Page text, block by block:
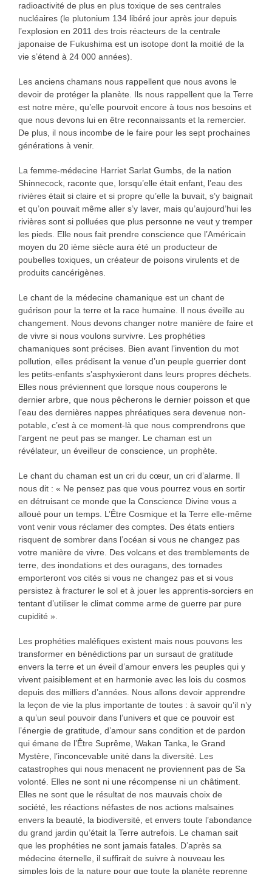
radioactivité de plus en plus toxique de ses centrales
nucléaires (le plutonium 134 libéré jour après jour depuis
l’explosion en 2011 des trois réacteurs de la centrale
japonaise de Fukushima est un isotope dont la moitié de la
vie s’étend à 24 000 années).
Les anciens chamans nous rappellent que nous avons le
devoir de protéger la planète. Ils nous rappellent que la Terre
est notre mère, qu’elle pourvoit encore à tous nos besoins et
que nous devons lui en être reconnaissants et la remercier.
De plus, il nous incombe de le faire pour les sept prochaines
générations à venir.
La femme-médecine Harriet Sarlat Gumbs, de la nation
Shinnecock, raconte que, lorsqu’elle était enfant, l’eau des
rivières était si claire et si propre qu’elle la buvait, s’y baignait
et qu’on pouvait même aller s’y laver, mais qu’aujourd’hui les
rivières sont si polluées que plus personne ne veut y tremper
les pieds. Elle nous fait prendre conscience que l’Américain
moyen du 20 ième siècle aura été un producteur de
poubelles toxiques, un créateur de poisons virulents et de
produits cancérigènes.
Le chant de la médecine chamanique est un chant de
guérison pour la terre et la race humaine. Il nous éveille au
changement. Nous devons changer notre manière de faire et
de vivre si nous voulons survivre. Les prophéties
chamaniques sont précises. Bien avant l’invention du mot
pollution, elles prédisent la venue d’un peuple guerrier dont
les petits-enfants s’asphyxieront dans leurs propres déchets.
Elles nous préviennent que lorsque nous couperons le
dernier arbre, que nous pêcherons le dernier poisson et que
l’eau des dernières nappes phréatiques sera devenue non-
potable, c’est à ce moment-là que nous comprendrons que
l’argent ne peut pas se manger. Le chaman est un
révélateur, un éveilleur de conscience, un prophète.
Le chant du chaman est un cri du cœur, un cri d’alarme. Il
nous dit : « Ne pensez pas que vous pourrez vous en sortir
en détruisant ce monde que la Conscience Divine vous a
alloué pour un temps. L’Être Cosmique et la Terre elle-même
vont venir vous réclamer des comptes. Des états entiers
risquent de sombrer dans l’océan si vous ne changez pas
votre manière de vivre. Des volcans et des tremblements de
terre, des inondations et des ouragans, des tornades
emporteront vos cités si vous ne changez pas et si vous
persistez à fracturer le sol et à jouer les apprentis-sorciers en
tentant d’utiliser le climat comme arme de guerre par pure
cupidité ».
Les prophéties maléfiques existent mais nous pouvons les
transformer en bénédictions par un sursaut de gratitude
envers la terre et un éveil d’amour envers les peuples qui y
vivent paisiblement et en harmonie avec les lois du cosmos
depuis des milliers d’années. Nous allons devoir apprendre
la leçon de vie la plus importante de toutes : à savoir qu’il n’y
a qu’un seul pouvoir dans l’univers et que ce pouvoir est
l’énergie de gratitude, d’amour sans condition et de pardon
qui émane de l’Être Suprême, Wakan Tanka, le Grand
Mystère, l’inconcevable unité dans la diversité. Les
catastrophes qui nous menacent ne proviennent pas de Sa
volonté. Elles ne sont ni une récompense ni un châtiment.
Elles ne sont que le résultat de nos mauvais choix de
société, les réactions néfastes de nos actions malsaines
envers la beauté, la biodiversité, et envers toute l’abondance
du grand jardin qu’était la Terre autrefois. Le chaman sait
que les prophéties ne sont jamais fatales. D’après sa
médecine éternelle, il suffirait de suivre à nouveau les
simples lois de la nature pour que toute la planète reprenne